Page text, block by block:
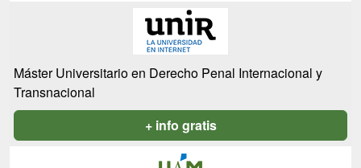
Máster Universitario en Derecho Penal Internacional y
Transnacional
+ info gratis